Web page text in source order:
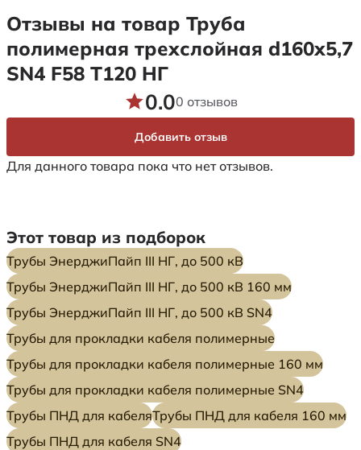
Отзывы на товар Труба
полимерная трехслойная d160х5,7
SN4 F58 Т120 НГ
Для данного товара пока что нет отзывов.
0.00 отзывов
Добавить отзыв
Этот товар из подборок
Трубы ЭнерджиПайп III НГ, до 500 кВ
Трубы ЭнерджиПайп III НГ, до 500 кВ 160 мм
Трубы ЭнерджиПайп III НГ, до 500 кВ SN4
Трубы для прокладки кабеля полимерные
Трубы для прокладки кабеля полимерные 160 мм
Трубы для прокладки кабеля полимерные SN4
Трубы ПНД для кабеляТрубы ПНД для кабеля 160 мм
Трубы ПНД для кабеля SN4